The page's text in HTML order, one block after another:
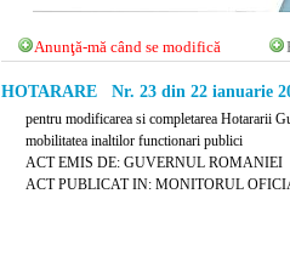
Anunţă-mă când se modifică
HOTARARE Nr. 23 din 22 ianuarie
pentru modificarea si completarea Hotararii
mobilitatea inaltilor functionari publici
ACT EMIS DE: GUVERNUL ROMANIEI
ACT PUBLICAT IN: MONITORUL